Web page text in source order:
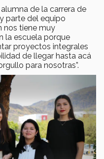
de la carrera de
parte del equipo
nos tiene muy
la escuela porque
proyectos integrales
de llegar hasta acá
para nosotras”.